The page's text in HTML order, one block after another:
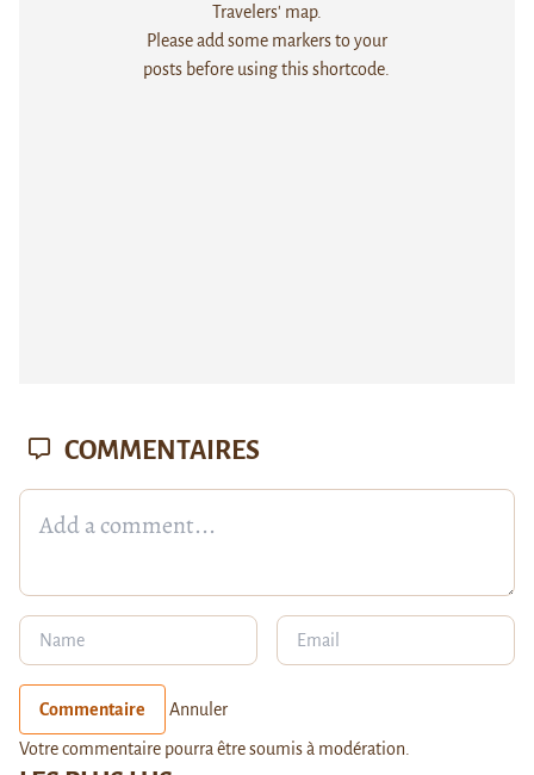
Travelers' map.
Please add some markers to your
posts before using this shortcode.
COMMENTAIRES
Commentaire Annuler
Votre commentaire pourra être soumis à modération.